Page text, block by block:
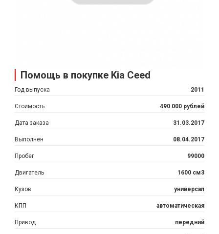
Помощь в покупке Kia Ceed
Год выпуска 2011
Стоимость 490 000 рублей
Дата заказа 31.03.2017
Выполнен 08.04.2017
Пробег 99000
Двигатель 1600 см3
Кузов универсал
КПП автоматическая
Привод передний